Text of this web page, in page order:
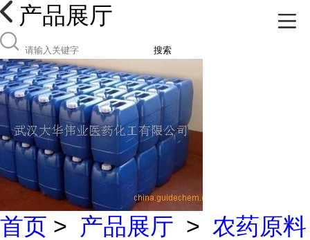
产品展厅
搜索
首页 > 产品展厅 > 农药原料